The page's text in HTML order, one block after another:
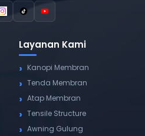
Layanan Kami
Kanopi Membran
Tenda Membran
Atap Membran
Tensile Structure
Awning Gulung